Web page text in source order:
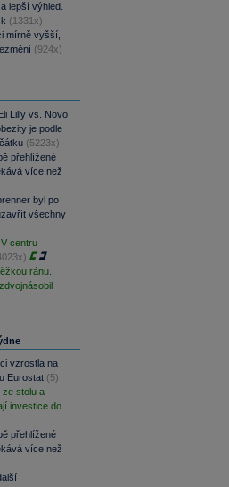
lepší výhled.
(1331x)
mírně vyšší,
(924x)
Lilly vs. Novo
je podle
(5223x)
přehlížené
více než
byl po
všechny
centru
ránu.
vzrostla na
Eurostat (5)
ze stolu a
investice do
přehlížené
více než